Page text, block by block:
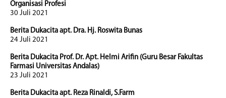
Organisasi Profesi
30 Juli 2021
Berita Dukacita apt. Dra. Hj. Roswita Bunas
24 Juli 2021
Berita Dukacita Prof. Dr. Apt. Helmi Arifin (Guru Besar Fakultas
Farmasi Universitas Andalas)
23 Juli 2021
Berita Dukacita apt. Reza Rinaldi, S.Farm